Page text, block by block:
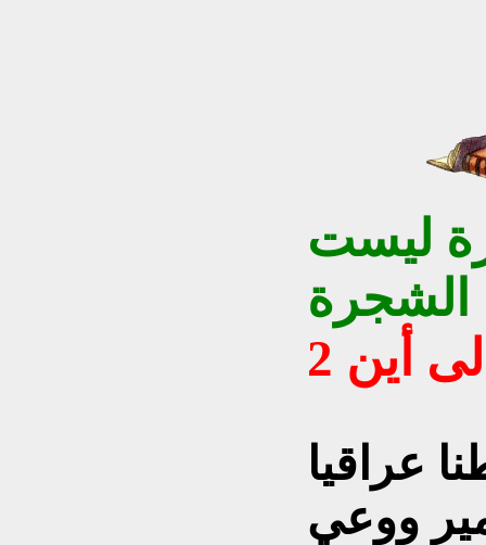
ليست
أين 2
عراقيا
ووعي